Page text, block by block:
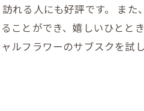
れる人にも好評です。 また
ことができ、嬉しいひとと
フラワーのサブスクを試